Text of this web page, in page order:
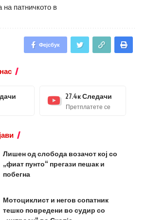
на патничкото в
Фејсбук
27.4кСледачи
Претплатете се
Лишен од слобода возачот кој со
„фиат пунто“ прегази пешак и
побегна
Мотоциклист и негов сопатник
тешко повредени во судир со